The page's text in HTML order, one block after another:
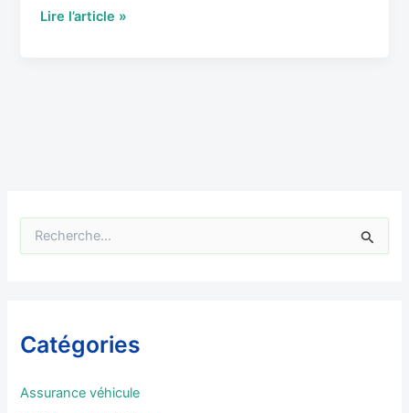
Lire l’article »
e
c
r
Catégories
Assurance véhicule